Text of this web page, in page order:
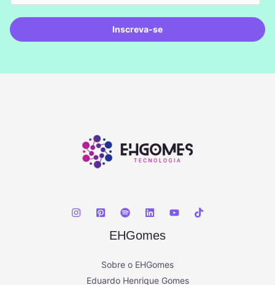
Inscreva-se
EHGomes
Sobre o EHGomes
Eduardo Henrique Gomes